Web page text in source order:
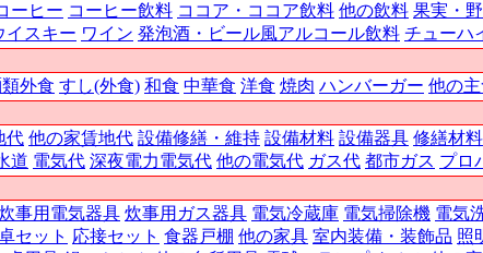
ーヒー コーヒー飲料 ココア・ココア飲料 他の飲料 果実・
イスキー ワイン 発泡酒・ビール風アルコール飲料 チューハ
外食 すし(外食) 和食 中華食 洋食 焼肉 ハンバーガー 他の
代 他の家賃地代 設備修繕・維持 設備材料 設備器具 修繕材料
道 電気代 深夜電力電気代 他の電気代 ガス代 都市ガス プロ
事用電気器具 炊事用ガス器具 電気冷蔵庫 電気掃除機 電気
セット 応接セット 食器戸棚 他の家具 室内装備・装飾品 照